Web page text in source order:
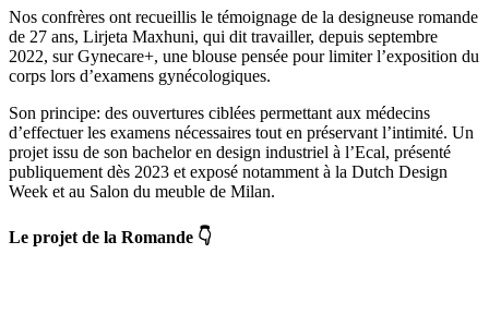
Nos confrères ont recueillis le témoignage de la designeuse romande
de 27 ans, Lirjeta Maxhuni, qui dit travailler, depuis septembre
2022, sur Gynecare+, une blouse pensée pour limiter l’exposition du
corps lors d’examens gynécologiques.
Son principe: des ouvertures ciblées permettant aux médecins
d’effectuer les examens nécessaires tout en préservant l’intimité. Un
projet issu de son bachelor en design industriel à l’Ecal, présenté
publiquement dès 2023 et exposé notamment à la Dutch Design
Week et au Salon du meuble de Milan.
Le projet de la Romande 👇